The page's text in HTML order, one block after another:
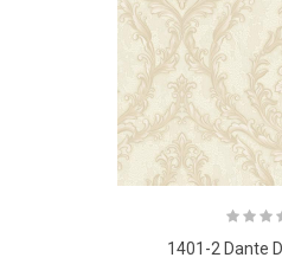
1401-2 Dante